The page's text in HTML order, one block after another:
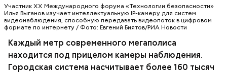
Участник XX Международного форума «Технологии безопасности»
Илья Выганов изучает интеллектуальную IP-камеру для систем
видеонаблюдения, способную передавать видеопоток в цифровом
формате по интернету / Фото: Евгений Биятов/РИА Новости
Каждый метр современного мегаполиса
находится под прицелом камеры наблюдения.
Городская система насчитывает более 160 тысяч